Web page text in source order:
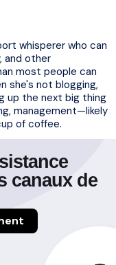
whisperer who can
and other
most people can
she's not blogging,
up the next big thing
management—likely
of coffee.
canaux de